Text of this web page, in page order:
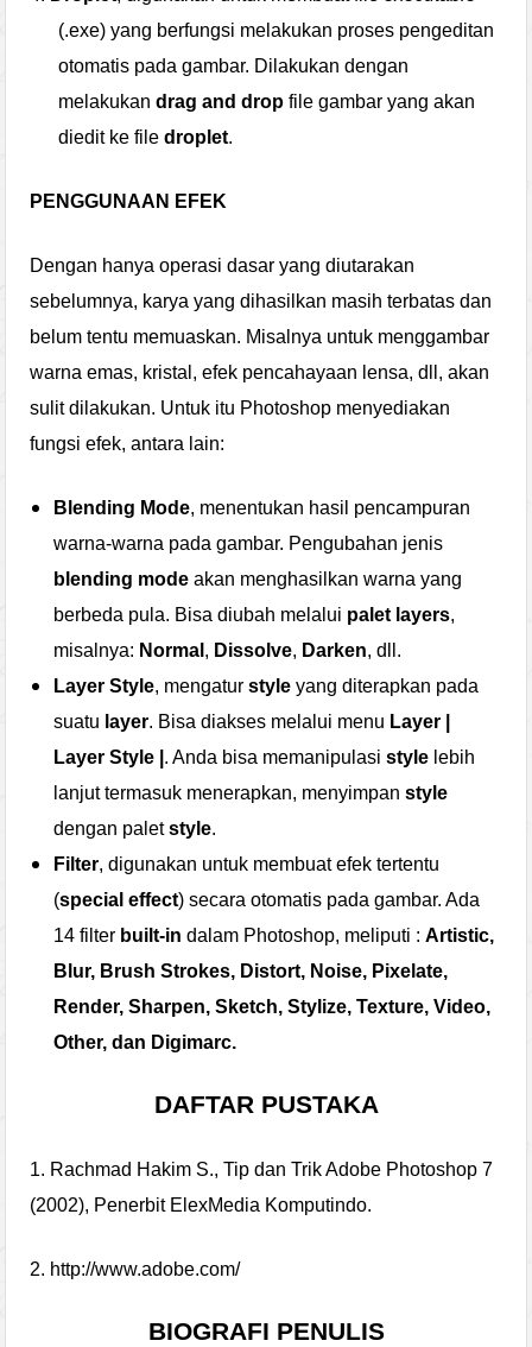
(.exe) yang berfungsi melakukan proses pengeditan
otomatis pada gambar. Dilakukan dengan
melakukandrag and drop file gambar yang akan
diedit ke filedroplet.
PENGGUNAAN EFEK
Dengan hanya operasi dasar yang diutarakan
sebelumnya, karya yang dihasilkan masih terbatas dan
belum tentu memuaskan. Misalnya untuk menggambar
warna emas, kristal, efek pencahayaan lensa, dll, akan
sulit dilakukan. Untuk itu Photoshop menyediakan
fungsi efek, antara lain:
Blending Mode, menentukan hasil pencampuran
warna-warna pada gambar. Pengubahan jenis
blending mode akan menghasilkan warna yang
berbeda pula. Bisa diubah melalui palet layers,
misalnya: Normal , Dissolve, Darken, dll.
Layer Style, mengaturstyle yang diterapkan pada
suatu layer. Bisa diakses melalui menu Layer |
Layer Style | . Anda bisa memanipulasistyle lebih
lanjut termasuk menerapkan, menyimpanstyle
dengan paletstyle.
Filter, digunakan untuk membuat efek tertentu
(special effect) secara otomatis pada gambar. Ada
14 filter built-in dalam Photoshop, meliputi :Artistic,
Blur, Brush Strokes, Distort, Noise, Pixelate,
Render, Sharpen, Sketch, Stylize, Texture, Video,
Other,dan Digimarc.
DAFTAR PUSTAKA
1. Rachmad Hakim S., Tip dan Trik Adobe Photoshop 7
(2002), Penerbit ElexMedia Komputindo.
2. http://www.adobe.com/
BIOGRAFI PENULIS